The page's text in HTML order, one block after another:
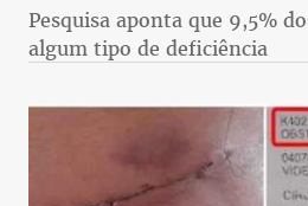
Pesquisa aponta que 9,5%
algum tipo de deficiência